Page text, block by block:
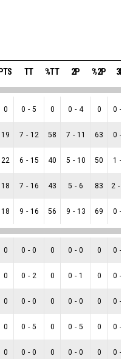
PTS TT %TT 2P %2P 3P
0 0 - 5 0 0 - 4 0 0 -
19 7 - 12 58 7 - 11 63 0 -
22 6 - 15 40 5 - 10 50 1 -
18 7 - 16 43 5 - 6 83 2 -
18 9 - 16 56 9 - 13 69 0 -
0 0 - 0 0 0 - 0 0 0 -
0 0 - 2 0 0 - 1 0 0 -
0 0 - 0 0 0 - 0 0 0 -
0 0 - 5 0 0 - 5 0 0 -
0 0 - 0 0 0 - 0 0 0 -